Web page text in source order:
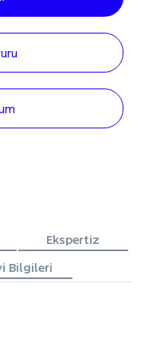
Ekspertiz
Bilgileri